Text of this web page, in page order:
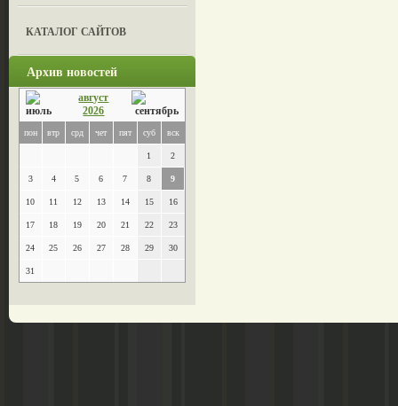
КАТАЛОГ САЙТОВ
Архив новостей
август
2026
пон втр срд чет пят суб вск
1 2
3 4 5 6 7 8 9
10 11 12 13 14 15 16
17 18 19 20 21 22 23
24 25 26 27 28 29 30
31